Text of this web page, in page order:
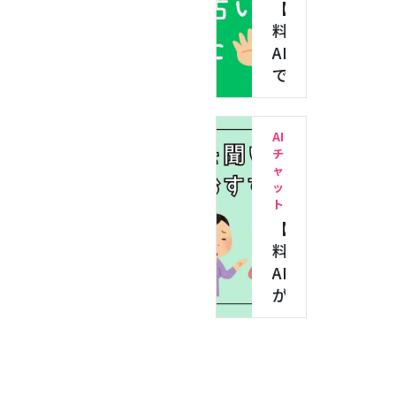
リ
お
す
す
め
5
選！
お
手
軽
カ
ロ
リ…
【無
料】
AI
で
手
相
占
い
し
て
み
た！
ア
プ
リ
AI
チ
ャ
ッ
ト
【無
料】
AI
が
愚